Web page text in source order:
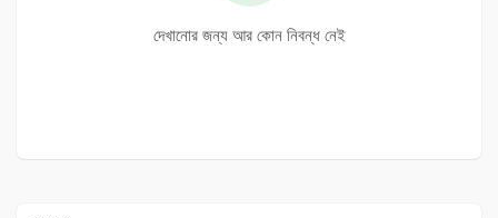
দেখানোর জন্য আর কোন নিবন্ধ নেই